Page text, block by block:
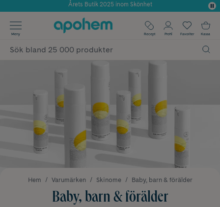
Använd kod: SOMMAR20 för 20% över 649kr
✓ Fri frakt
✓ Poäng på alla köp*
Meny Recept Profil Favoriter Kassa
Hem Varumärken Skinome Baby, barn & förälder
Baby, barn & förälder